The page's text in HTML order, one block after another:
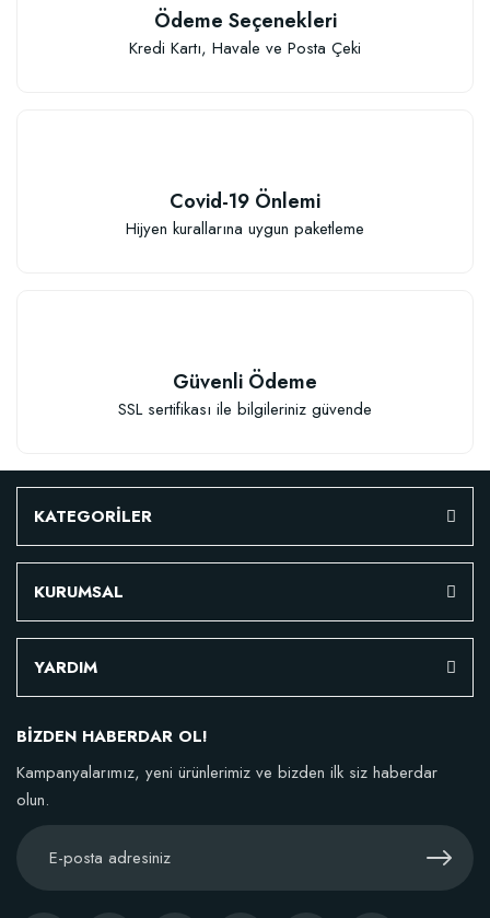
Ödeme Seçenekleri
Kredi Kartı, Havale ve Posta Çeki
Covid-19 Önlemi
Hijyen kurallarına uygun paketleme
Güvenli Ödeme
SSL sertifikası ile bilgileriniz güvende
KATEGORİLER
KURUMSAL
YARDIM
BİZDEN HABERDAR OL!
Kampanyalarımız, yeni ürünlerimiz ve bizden ilk siz haberdar
olun.